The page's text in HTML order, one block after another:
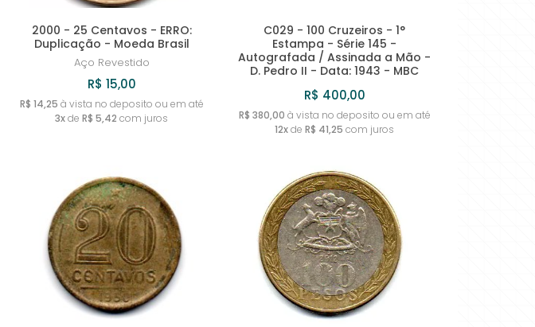
2000 - 25 Centavos - ERRO:
Duplicação - Moeda Brasil
Aço Revestido
R$ 15,00
R$ 14,25 à vista no deposito ou em até
3xde R$ 5,42 com juros
C029 - 100 Cruzeiros - 1°
Estampa - Série 145 -
Autografada / Assinada a Mão -
D. Pedro II - Data: 1943 - MBC
R$ 400,00
R$ 380,00 à vista no deposito ou em até
12xde R$ 41,25 com juros